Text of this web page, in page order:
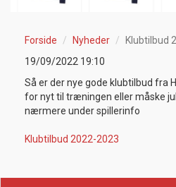
Forside Nyheder
Klubtilbud
19/09/2022 19:10
Så er der nye gode klubtilbud fra
for nyt til træningen eller måske
nærmere under spillerinfo
Klubtilbud 2022-2023